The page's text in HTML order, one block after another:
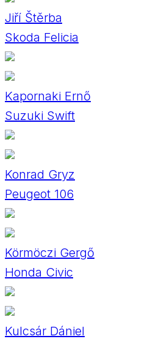
Jiří Štěrba
Skoda Felicia
Kapornaki Ernő
Suzuki Swift
Konrad Gryz
Peugeot 106
Körmöczi Gergő
Honda Civic
Kulcsár Dániel